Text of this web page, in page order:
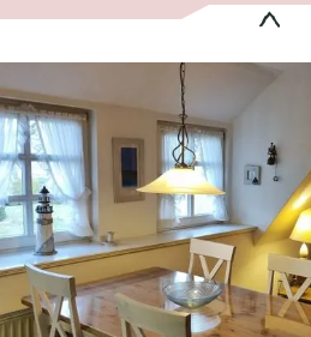
gefunden:
Lüttje Koog Whg.8
Wyk auf Föhr Entfernung anzeigen